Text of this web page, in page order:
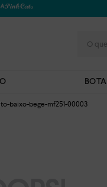
BOTA
baixo-bege-mf251-00003